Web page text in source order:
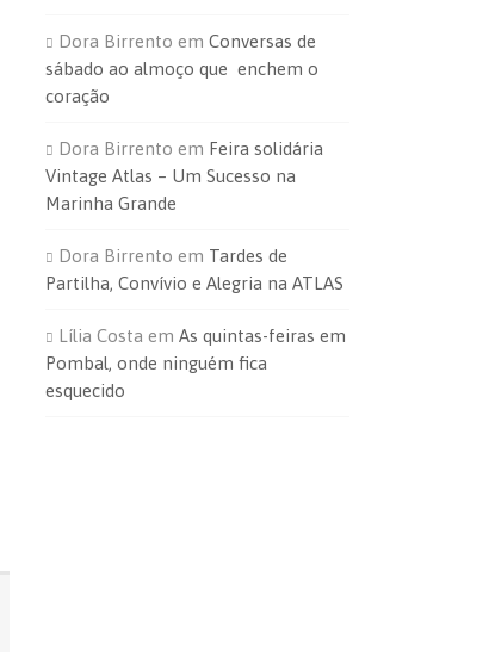
Dora Birrento em Conversas de
sábado ao almoço que enchem o
coração
Dora Birrento em Feira solidária
Vintage Atlas – Um Sucesso na
Marinha Grande
Dora Birrento em Tardes de
Partilha, Convívio e Alegria na ATLAS
Lília Costa em As quintas-feiras em
Pombal, onde ninguém fica
esquecido